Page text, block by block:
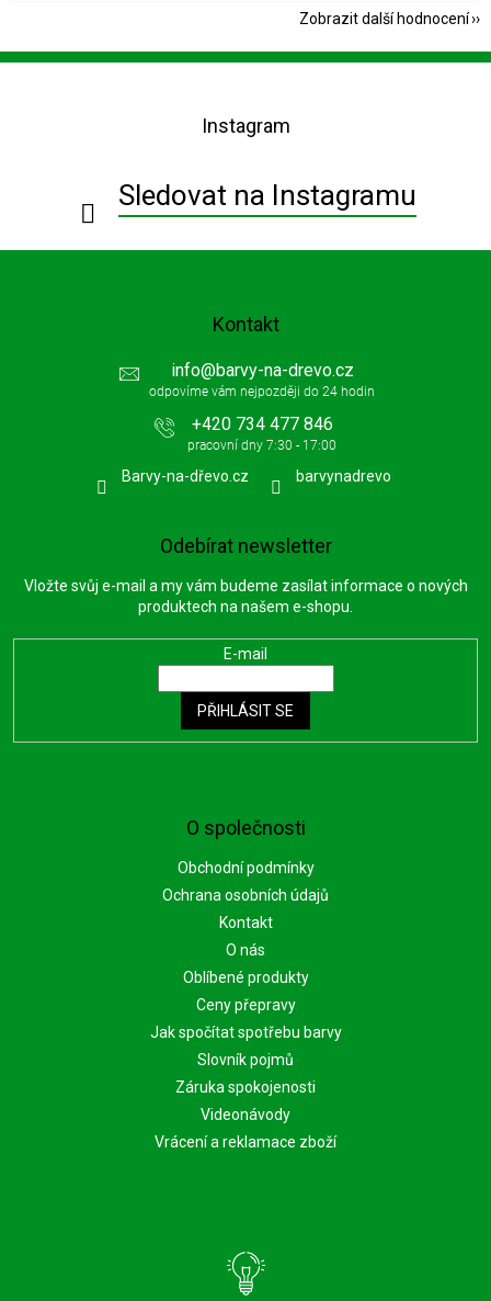
Zobrazit další hodnocení
Z
Instagram
Sledovat na Instagramu
O společnosti
Obchodní podmínky
Ochrana osobních údajů
Kontakt
O nás
Oblíbené produkty
Ceny přepravy
Jak spočítat spotřebu barvy
Slovník pojmů
Záruka spokojenosti
Videonávody
Vrácení a reklamace zboží
Kontakt
info@barvy-na-drevo.cz
+420 734 477 846
Barvy-na-dřevo.cz barvynadrevo
Odebírat newsletter
Vložte svůj e-mail a my vám budeme zasílat informace o nových
produktech na našem e-shopu.
E-mail
PŘIHLÁSIT SE